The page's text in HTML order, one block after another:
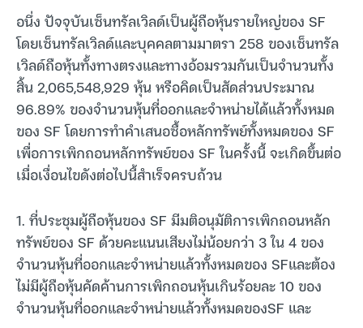
อนึ่ง ปัจจุบันเซ็นทรัลเวิลด์เป็นผู้ถือหุ้นรายใหญ่ของ SF
โดยเซ็นทรัลเวิลด์และบุคคลตามมาตรา 258 ของเซ็นทรัล
เวิลด์ถือหุ้นทั้งทางตรงและทางอ้อมรวมกันเป็นจำนวนทั้ง
สิ้น 2,065,548,929 หุ้น หรือคิดเป็นสัดส่วนประมาณ
96.89% ของจำนวนหุ้นที่ออกและจำหน่ายได้แล้วทั้งหมด
ของ SF โดยการทำคำเสนอซื้อหลักทรัพย์ทั้งหมดของ SF
เพื่อการเพิกถอนหลักทรัพย์ของ SF ในครั้งนี้ จะเกิดขึ้นต่อ
เมื่อเงื่อนไขดังต่อไปนี้สำเร็จครบถ้วน
1. ที่ประชุมผู้ถือหุ้นของ SF มีมติอนุมัติการเพิกถอนหลัก
ทรัพย์ของ SF ด้วยคะแนนเสียงไม่น้อยกว่า 3 ใน 4 ของ
จำนวนหุ้นที่ออกและจำหน่ายแล้วทั้งหมดของ SFและต้อง
ไม่มีผู้ถือหุ้นคัดค้านการเพิกถอนหุ้นเกินร้อยละ 10 ของ
จำนวนหุ้นที่ออกและจำหน่ายแล้วทั้งหมดของSF และ